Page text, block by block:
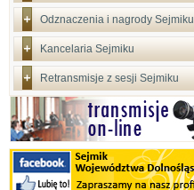
Odznaczenia i nagrody Sejmiku
Kancelaria Sejmiku
Retransmisje z sesji Sejmiku